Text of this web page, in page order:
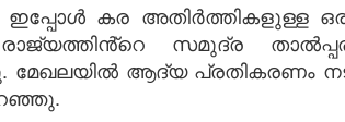
ഇപ്പോൾ കര അതിർത്തികളുള്ള
സമുദ്ര
മേഖലയിൽ ആദ്യ പ്രതികരണം